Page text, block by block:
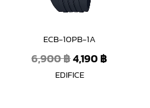
ECB-10PB-1A
6,900฿4,190฿
EDIFICE